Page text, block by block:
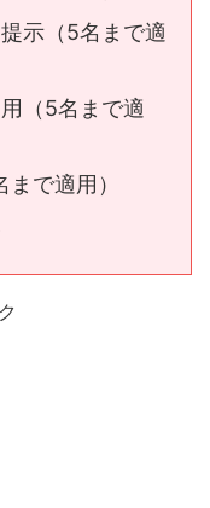
示（5名まで適
（5名まで適
で適用）